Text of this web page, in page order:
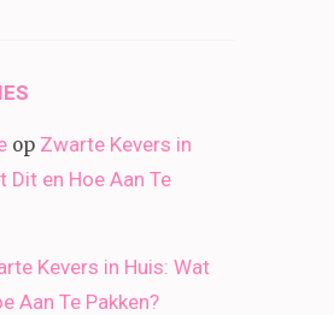
op Zwarte Kevers in
Dit en Hoe Aan Te
Kevers in Huis: Wat
Aan Te Pakken?